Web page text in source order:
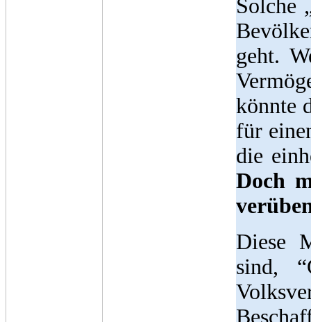
Solche
geht.
könnte
für
die
Doch
Diese
sind,